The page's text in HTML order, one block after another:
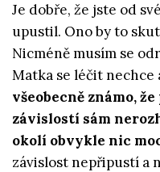
Je dobře, že jste od
upustil. Ono by to
Nicméně musím se
Matka se léčit nechce
všeobecně známo,
závislostí sám
okolí obvykle nic
závislost nepřipustí a